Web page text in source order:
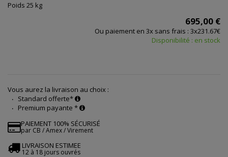
Poids 25 kg
695,00 €
Ou paiement en 3x sans frais : 3x231.67€
Disponibilité : en stock
Vous aurez la livraison au choix :
Standard offerte*
Premium payante *
PAIEMENT 100% SÉCURISÉ
par CB / Amex / Virement
LIVRAISON ESTIMEE
12 à 18 jours ouvrés